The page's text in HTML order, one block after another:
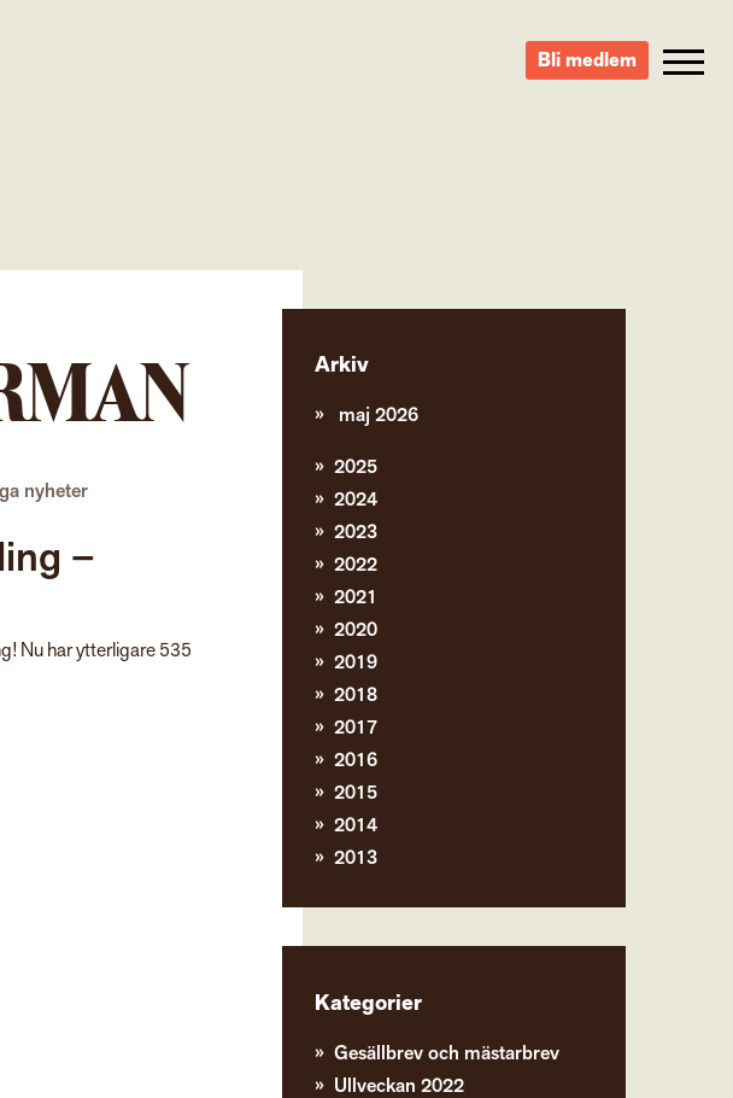
Bli medlem
nyheter
–
Nu har ytterligare 535
Arkiv
maj 2026
2025
2024
2023
2022
2021
2020
2019
2018
2017
2016
2015
2014
2013
Kategorier
Gesällbrev och mästarbrev
Ullveckan 2022